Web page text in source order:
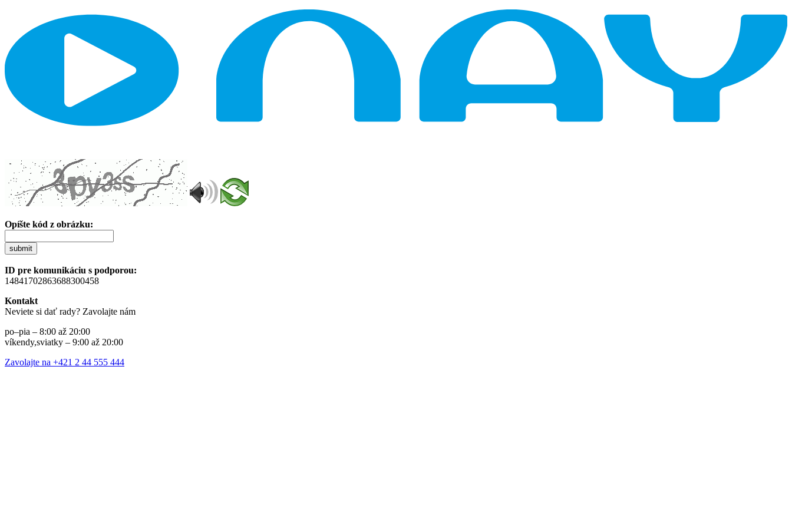
Opíšte kód z obrázku:
submit
ID pre komunikáciu s podporou:
14841702863688300458
Kontakt
Neviete si dať rady? Zavolajte nám
po–pia – 8:00 až 20:00
víkendy,sviatky – 9:00 až 20:00
Zavolajte na +421 2 44 555 444